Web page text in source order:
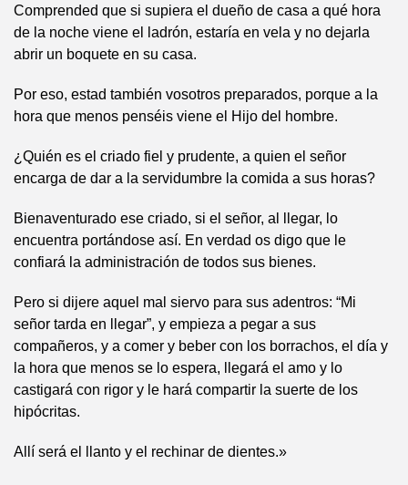
Comprended que si supiera el dueño de casa a qué hora
de la noche viene el ladrón, estaría en vela y no dejarla
abrir un boquete en su casa.
Por eso, estad también vosotros preparados, porque a la
hora que menos penséis viene el Hijo del hombre.
¿Quién es el criado fiel y prudente, a quien el señor
encarga de dar a la servidumbre la comida a sus horas?
Bienaventurado ese criado, si el señor, al llegar, lo
encuentra portándose así. En verdad os digo que le
confiará la administración de todos sus bienes.
Pero si dijere aquel mal siervo para sus adentros: “Mi
señor tarda en llegar”, y empieza a pegar a sus
compañeros, y a comer y beber con los borrachos, el día y
la hora que menos se lo espera, llegará el amo y lo
castigará con rigor y le hará compartir la suerte de los
hipócritas.
Allí será el llanto y el rechinar de dientes.»